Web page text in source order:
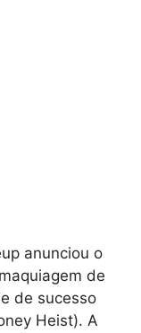
anunciou o
de
de sucesso
Heist). A